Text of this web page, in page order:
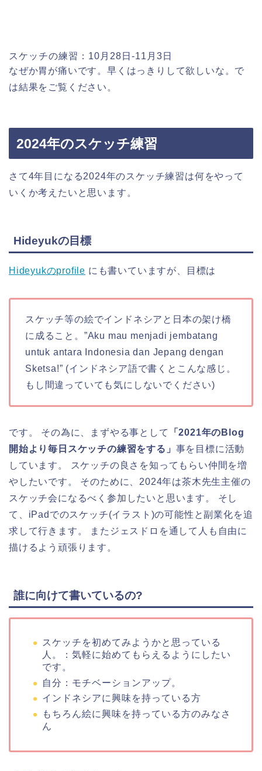
スケッチの練習：10月28日-11月3日
なぜか胃が痛いです。早くはっきりして欲しいな。で
は結果をご覧ください。
2024年のスケッチ練習
さて4年目になる2024年のスケッチ練習は何をやって
いくか考えたいと思います。
Hideyukの目標
Hideyukのprofile にも書いていますが、目標は
スケッチ等の絵でインドネシアと日本の架け橋
に成ること。”Aku mau menjadi jembatang
untuk antara Indonesia dan Jepang dengan
Sketsa!” (インドネシア語で書くとこんな感じ。
もし間違っていても気にしないでください)
です。 その為に、まずやる事として
「2021年のBlog
開始より毎日スケッチの練習をする」 事を目標に活動
しています。 スケッチの良さを知ってもらい仲間を増
やしたいです。 そのために、2024年は茶木先生主催の
スケッチ会になるべく参加したいと思います。 そし
て、iPadでのスケッチ(イラスト)の可能性と副業化を追
求して行きます。 またジェスドロを通して人も自由に
描けるよう頑張ります。
誰に向けて書いているの?
スケッチを初めてみようかと思っている
人。：気軽に始めてもらえるようにしたい
です。
自分：モチベーションアップ。
インドネシアに興味を持っている方
もちろん絵に興味を持っている方のみなさ
ん